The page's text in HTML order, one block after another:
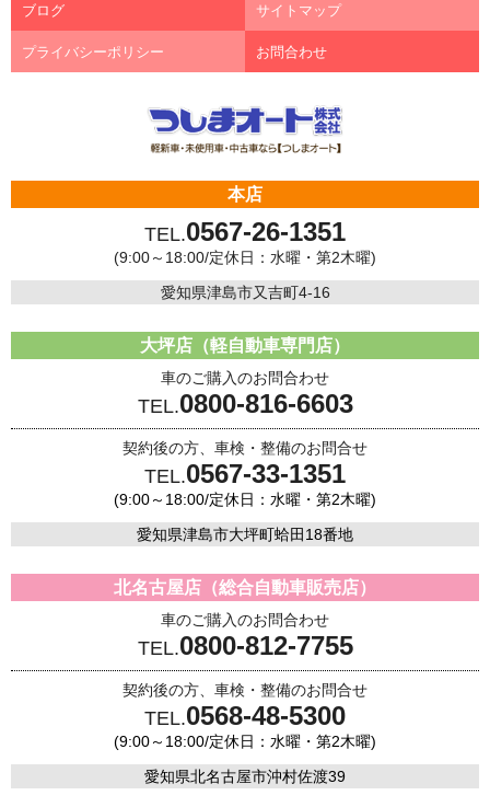
ブログ サイトマップ
プライバシーポリシー お問合わせ
本店
TEL.0567-26-1351
(9:00～18:00/定休日：水曜・第2木曜)
愛知県津島市又吉町4-16
大坪店（軽自動車専門店）
車のご購入のお問合わせ
TEL.0800-816-6603
契約後の方、車検・整備のお問合せ
TEL.0567-33-1351
(9:00～18:00/定休日：水曜・第2木曜)
愛知県津島市大坪町蛤田18番地
北名古屋店（総合自動車販売店）
車のご購入のお問合わせ
TEL.0800-812-7755
契約後の方、車検・整備のお問合せ
TEL.0568-48-5300
(9:00～18:00/定休日：水曜・第2木曜)
愛知県北名古屋市沖村佐渡39